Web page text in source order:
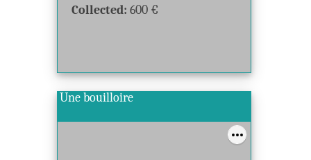
Collected: 600 €
Une bouilloire